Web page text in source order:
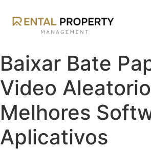
Baixar Bate
Video Aleatorio
Melhores
Aplicativos